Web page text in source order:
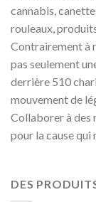
cannabis,
rouleaux,
Contrairement à
pas seulement
derrière 510
mouvement de
Collaborer à des
pour la cause qui
DES